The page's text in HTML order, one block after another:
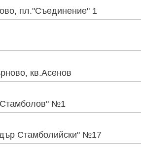
пл."Съединение" 1
кв.Асенов
№1
Стамболийски" №17